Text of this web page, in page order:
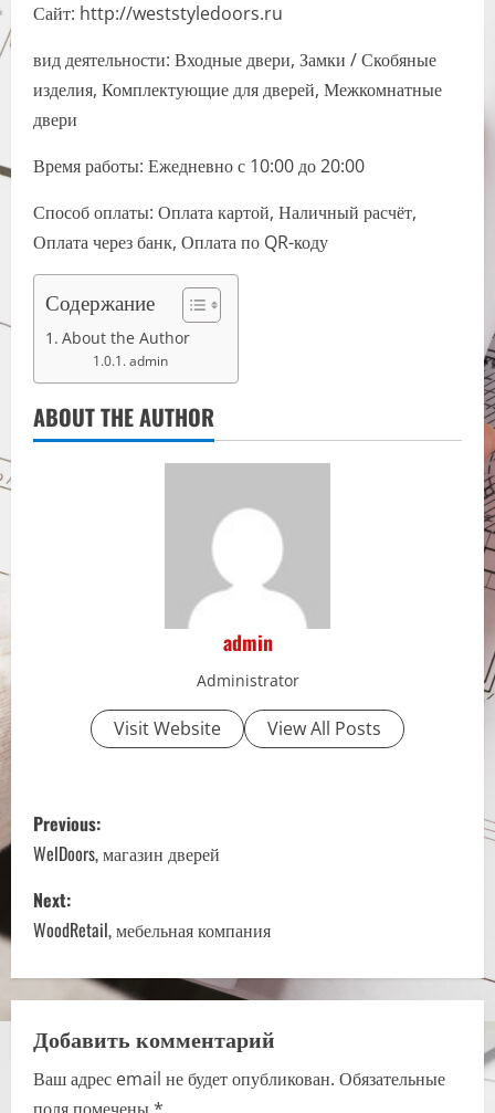
Сайт: http://weststyledoors.ru
вид деятельности: Входные двери, Замки / Скобяные
изделия, Комплектующие для дверей, Межкомнатные
двери
Время работы: Ежедневно с 10:00 до 20:00
Способ оплаты: Оплата картой, Наличный расчёт,
Оплата через банк, Оплата по QR-коду
Содержание
About the Author
admin
ABOUT THE AUTHOR
admin
Administrator
Visit Website View All Posts
P
o
s
t
n
a
v
Previous:
WelDoors, магазин дверей
Next:
WoodRetail, мебельная компания
Добавить комментарий
Ваш адрес email не будет опубликован. Обязательные